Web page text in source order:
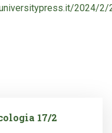
2024/2/
17/2